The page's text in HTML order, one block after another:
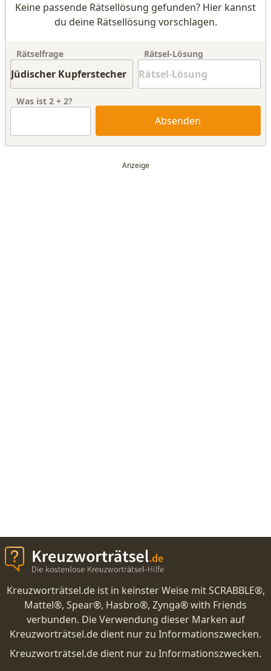
Keine passende Rätsellösung gefunden? Hier kannst
du deine Rätsellösung vorschlagen.
Rätselfrage Rätsel-Lösung
Was ist 2 + 2?
Absenden
Kreuzworträtsel.de ist in keinster Weise mit SCRABBLE®,
Mattel®, Spear®, Hasbro®, Zynga® with Friends
verbunden. Die Verwendung dieser Marken auf
Kreuzworträtsel.de dient nur zu Informationszwecken.
Kreuzworträtsel.de dient nur zu Informationszwecken.